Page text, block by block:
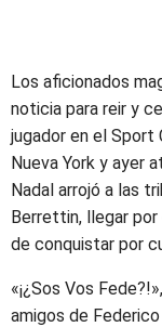
Los aficionados
noticia para reir y
jugador en el Sport
Nueva York y ayer
Nadal arrojó a las
Berrettin, llegar por
de conquistar por
«¡¿Sos Vos
amigos de